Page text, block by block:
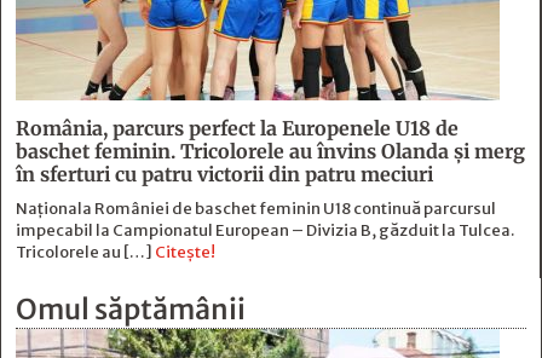
România, parcurs perfect la Europenele U18 de
baschet feminin. Tricolorele au învins Olanda și merg
în sferturi cu patru victorii din patru meciuri
Naționala României de baschet feminin U18 continuă parcursul
impecabil la Campionatul European – Divizia B, găzduit la Tulcea.
Tricolorele au […] Citește!
Omul săptămânii